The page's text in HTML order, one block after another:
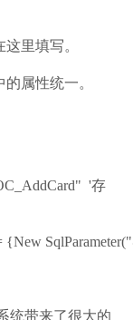
里填写。
属性统一。
'存
{New SqlParameter(
统带来了很大的